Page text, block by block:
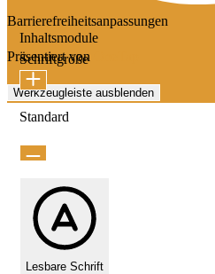
Barrierefreiheitsanpassungen
Präsentiert von
Werkzeugleiste ausblenden
Inhaltsmodule
Schriftgröße
Standard
Lesbare Schrift